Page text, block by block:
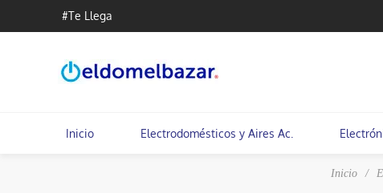
#Te Llega
Inicio Electrodomésticos y Aires Ac.
Inicio /